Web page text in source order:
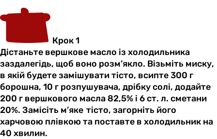
Крок 1
Дістаньте вершкове масло із холодильника
заздалегідь, щоб воно розм’якло. Візьміть миску,
в якій будете замішувати тісто, всипте 300 г
борошна, 10 г розпушувача, дрібку солі, додайте
200 г вершкового масла 82,5% і 6 ст. л. сметани
20%. Замісіть м’яке тісто, загорніть його
харчовою плівкою та поставте в холодильник на
40 хвилин.